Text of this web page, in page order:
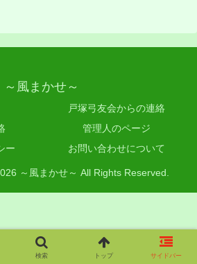
～風まかせ～
戸塚弓友会からの連絡
管理人のページ
ー
お問い合わせについて
～風まかせ～ All Rights Reserved.
検索 トップ サイドバー